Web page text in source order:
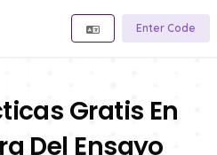
Enter Code
Gratis En
Del Ensayo